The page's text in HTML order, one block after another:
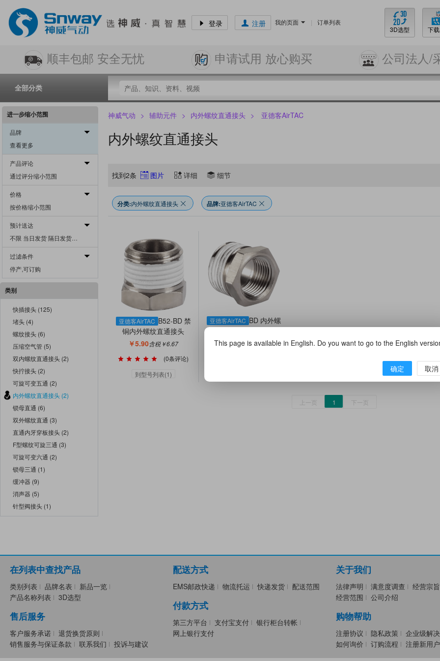
登录 注册 我的页面 |
订单列表
3D选型
下
顺丰包邮 安全无忧 申请试用 放心购买 公司法人/
全部分类
进一步缩小范围
品牌
查看更多
产品评论
通过评分缩小范围
价格
按价格缩小范围
预计送达
过滤条件
停产,可订购
类别
快插接头 (125)
堵头 (4)
螺纹接头 (6)
压缩空气管 (5)
双内螺纹直通接头 (2)
快拧接头 (2)
可旋可变五通 (2)
内外螺纹直通接头 (2)
锁母直通 (6)
双外螺纹直通 (3)
直通内牙穿板接头 (2)
F型螺纹可旋三通 (3)
可旋可变六通 (2)
锁母三通 (1)
缓冲器 (9)
消声器 (5)
针型阀接头 (1)
神威气动 > 辅助元件 > 内外螺纹直通接头 > 亚德客AirTAC
内外螺纹直通接头
找到2条 图片 详细 细节
分类:内外螺纹直通接头 品牌:亚德客AirTAC
亚德客AirTAC B52-BD 禁
铜内外螺纹直通接头
￥5.90含税￥6.67
(0条评论)
到型号列表(1)
亚德客AirTAC BD 内外螺
纹直通接头
￥1.40含税￥1.58
上一页 1 下一页
在列表中查找产品
类别列表 品牌名表
新品一览
产品名称列表
3D选型
售后服务
客户服务承诺
退货换货原则
销售服务与保证条款
联系我们 投诉与建议
配送方式
EMS邮政快递 物流托运 快递发货 配送范围
付款方式
第三方平台 支付宝支付
银行柜台转帐
网上银行支付
关于我们
法律声明 满意度调查
经营宗旨
经营范围
公司介绍
购物帮助
注册协议 隐私政策
企业级解
如何询价
订购流程 注册新用户
This page is available in English. Do you want to go to the English
确定 取消